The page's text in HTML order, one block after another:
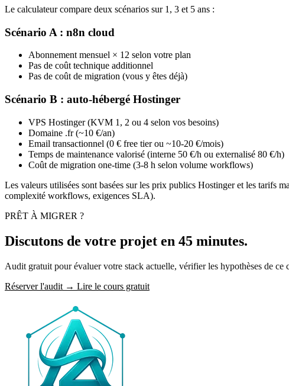
Le calculateur compare deux scénarios sur 1, 3 et 5 ans :
Scénario A : n8n cloud
Abonnement mensuel × 12 selon votre plan
Pas de coût technique additionnel
Pas de coût de migration (vous y êtes déjà)
Scénario B : auto-hébergé Hostinger
VPS Hostinger (KVM 1, 2 ou 4 selon vos besoins)
Domaine .fr (~10 €/an)
Email transactionnel (0 € free tier ou ~10-20 €/mois)
Temps de maintenance valorisé (interne 50 €/h ou externalisé 80 €/h)
Coût de migration one-time (3-8 h selon volume workflows)
Les valeurs utilisées sont basées sur les prix publics Hostinger et les tarifs
complexité workflows, exigences SLA).
PRÊT À MIGRER ?
Discutons de votre projet en 45 minutes.
Audit gratuit pour évaluer votre stack actuelle, vérifier les hypothèses de
Réserver l'audit → Lire le cours gratuit